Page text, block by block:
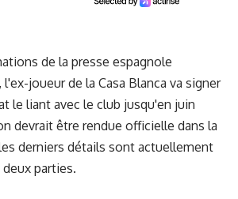
de la presse espagnole
l'ex-joueur de la Casa Blanca va signer
le liant avec le club jusqu'en juin
devrait être rendue officielle dans la
derniers détails sont actuellement
parties.